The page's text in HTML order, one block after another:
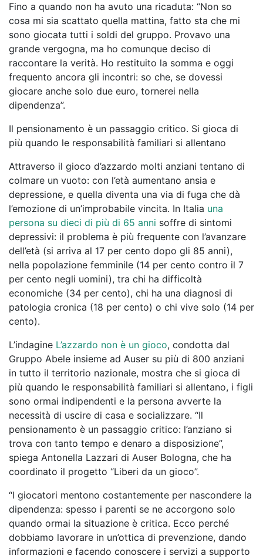
Fino a quando non ha avuto una ricaduta: “Non so
cosa mi sia scattato quella mattina, fatto sta che mi
sono giocata tutti i soldi del gruppo. Provavo una
grande vergogna, ma ho comunque deciso di
raccontare la verità. Ho restituito la somma e oggi
frequento ancora gli incontri: so che, se dovessi
giocare anche solo due euro, tornerei nella
dipendenza”.
Il pensionamento è un passaggio critico. Si gioca di
più quando le responsabilità familiari si allentano
Attraverso il gioco d’azzardo molti anziani tentano di
colmare un vuoto: con l’età aumentano ansia e
depressione, e quella diventa una via di fuga che dà
l’emozione di un’improbabile vincita. In Italia una
persona su dieci di più di 65 anni soffre di sintomi
depressivi: il problema è più frequente con l’avanzare
dell’età (si arriva al 17 per cento dopo gli 85 anni),
nella popolazione femminile (14 per cento contro il 7
per cento negli uomini), tra chi ha difficoltà
economiche (34 per cento), chi ha una diagnosi di
patologia cronica (18 per cento) o chi vive solo (14 per
cento).
L’indagine L’azzardo non è un gioco, condotta dal
Gruppo Abele insieme ad Auser su più di 800 anziani
in tutto il territorio nazionale, mostra che si gioca di
più quando le responsabilità familiari si allentano, i figli
sono ormai indipendenti e la persona avverte la
necessità di uscire di casa e socializzare. “Il
pensionamento è un passaggio critico: l’anziano si
trova con tanto tempo e denaro a disposizione”,
spiega Antonella Lazzari di Auser Bologna, che ha
coordinato il progetto “Liberi da un gioco”.
“I giocatori mentono costantemente per nascondere la
dipendenza: spesso i parenti se ne accorgono solo
quando ormai la situazione è critica. Ecco perché
dobbiamo lavorare in un’ottica di prevenzione, dando
informazioni e facendo conoscere i servizi a supporto